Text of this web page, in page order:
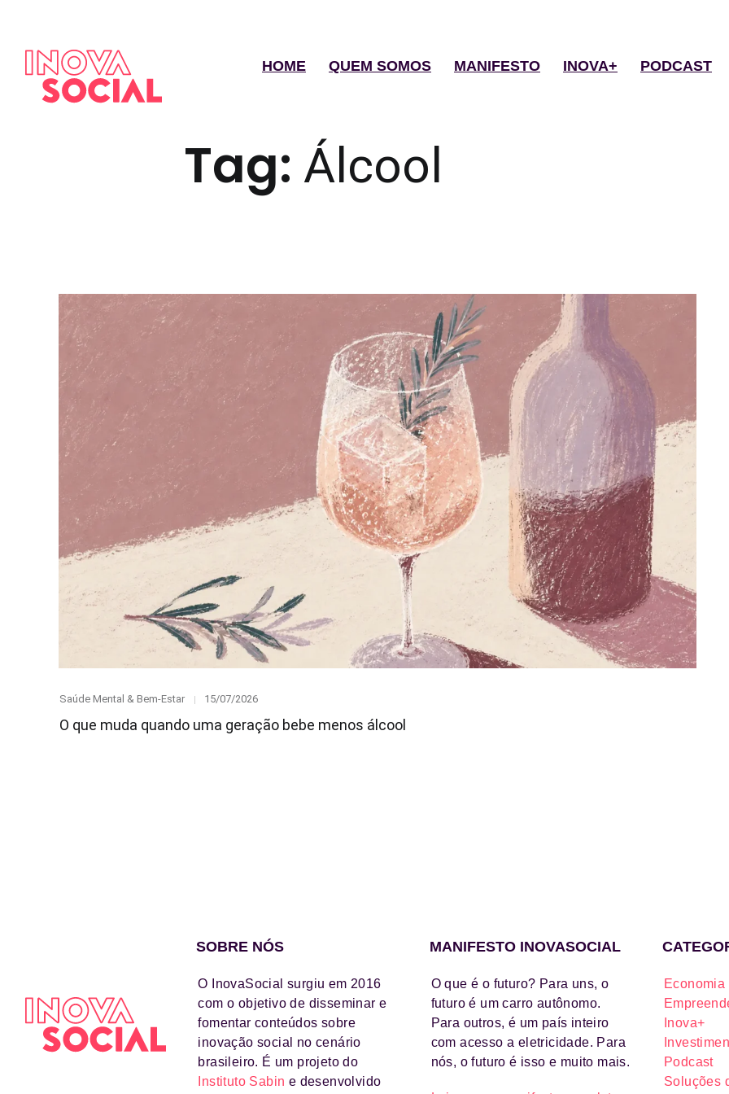
HOME QUEM SOMOS MANIFESTO INOVA+ PODCAST
Tag: Álcool
Category
Saúde Mental & Bem-Estar
Posted
15/07/2026
O que muda quando uma geração bebe menos álcool
SOBRE NÓS
O InovaSocial surgiu em 2016
com o objetivo de disseminar e
fomentar conteúdos sobre
inovação social no cenário
brasileiro. É um projeto do
Instituto Sabin e desenvolvido
MANIFESTO INOVASOCIAL
O que é o futuro? Para uns, o
futuro é um carro autônomo.
Para outros, é um país inteiro
com acesso a eletricidade. Para
nós, o futuro é isso e muito mais.
Inova+
Podcast
Soluções